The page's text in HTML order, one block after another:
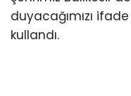
duyacağımızı
kullandı.